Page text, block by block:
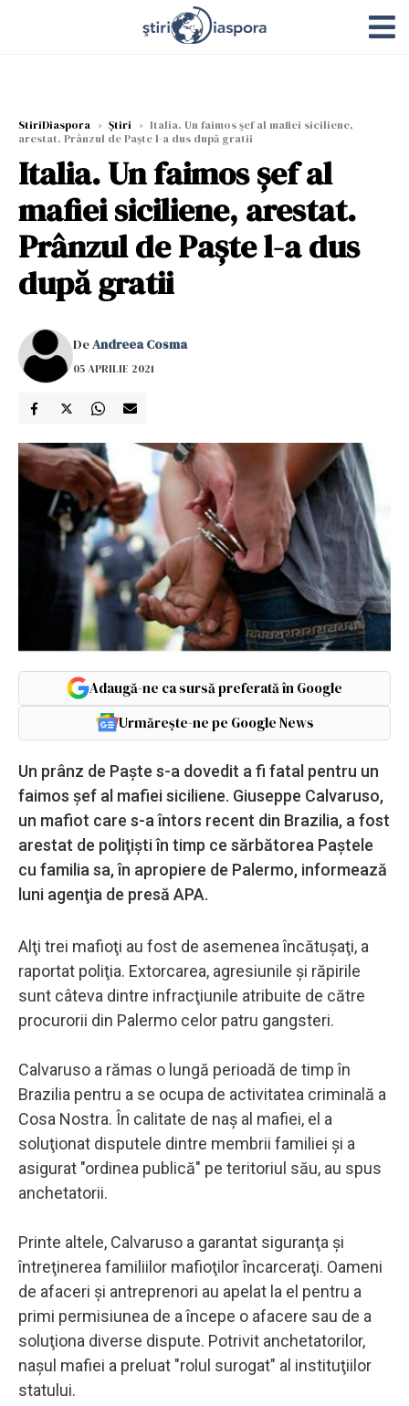
StiriDiaspora › Știri › Italia. Un faimos şef al mafiei siciliene,
arestat. Prânzul de Paşte l-a dus după gratii
Italia. Un faimos şef al
mafiei siciliene, arestat.
Prânzul de Paşte l-a dus
după gratii
DeAndreea Cosma
05 APRILIE 2021
Adaugă-ne ca sursă preferată în Google
Urmărește-ne pe Google News
Un prânz de Paşte s-a dovedit a fi fatal pentru un
faimos şef al mafiei siciliene. Giuseppe Calvaruso,
un mafiot care s-a întors recent din Brazilia, a fost
arestat de poliţişti în timp ce sărbătorea Paştele
cu familia sa, în apropiere de Palermo, informează
luni agenţia de presă APA.
Alţi trei mafioţi au fost de asemenea încătuşaţi, a
raportat poliţia. Extorcarea, agresiunile şi răpirile
sunt câteva dintre infracţiunile atribuite de către
procurorii din Palermo celor patru gangsteri.
Calvaruso a rămas o lungă perioadă de timp în
Brazilia pentru a se ocupa de activitatea criminală a
Cosa Nostra. În calitate de naş al mafiei, el a
soluţionat disputele dintre membrii familiei şi a
asigurat "ordinea publică" pe teritoriul său, au spus
anchetatorii.
Printe altele, Calvaruso a garantat siguranţa şi
întreţinerea familiilor mafioţilor încarceraţi. Oameni
de afaceri şi antreprenori au apelat la el pentru a
primi permisiunea de a începe o afacere sau de a
soluţiona diverse dispute. Potrivit anchetatorilor,
naşul mafiei a preluat "rolul surogat" al instituţiilor
statului.